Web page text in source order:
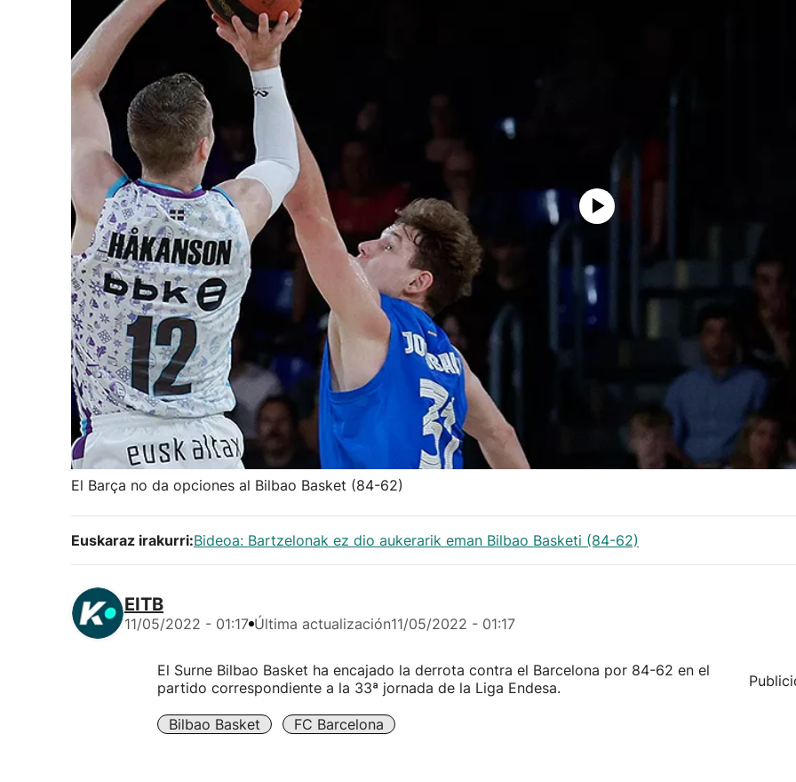
El Barça no da opciones al Bilbao Basket (84-62)
Euskaraz irakurri:Bideoa: Bartzelonak ez dio aukerarik eman Bilbao Basketi (84-62)
EITB
11/05/2022 - 01:17 Última actualización11/05/2022 - 01:17
El Surne Bilbao Basket ha encajado la derrota contra el Barcelona por 84-62 en el
partido correspondiente a la 33ª jornada de la Liga Endesa.
Bilbao Basket FC Barcelona